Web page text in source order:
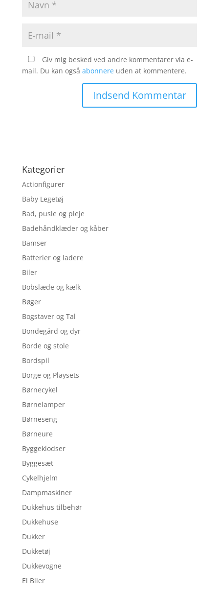
Giv mig besked ved andre kommentarer via e-
mail. Du kan også abonnereuden at kommentere.
Kategorier
Actionfigurer
Baby Legetøj
Bad, pusle og pleje
Badehåndklæder og kåber
Bamser
Batterier og ladere
Biler
Bobslæde og kælk
Bøger
Bogstaver og Tal
Bondegård og dyr
Borde og stole
Bordspil
Borge og Playsets
Børnecykel
Børnelamper
Børneseng
Børneure
Byggeklodser
Byggesæt
Cykelhjelm
Dampmaskiner
Dukkehus tilbehør
Dukkehuse
Dukker
Dukketøj
Dukkevogne
El Biler